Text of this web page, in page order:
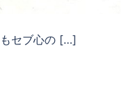
セブ心の […]